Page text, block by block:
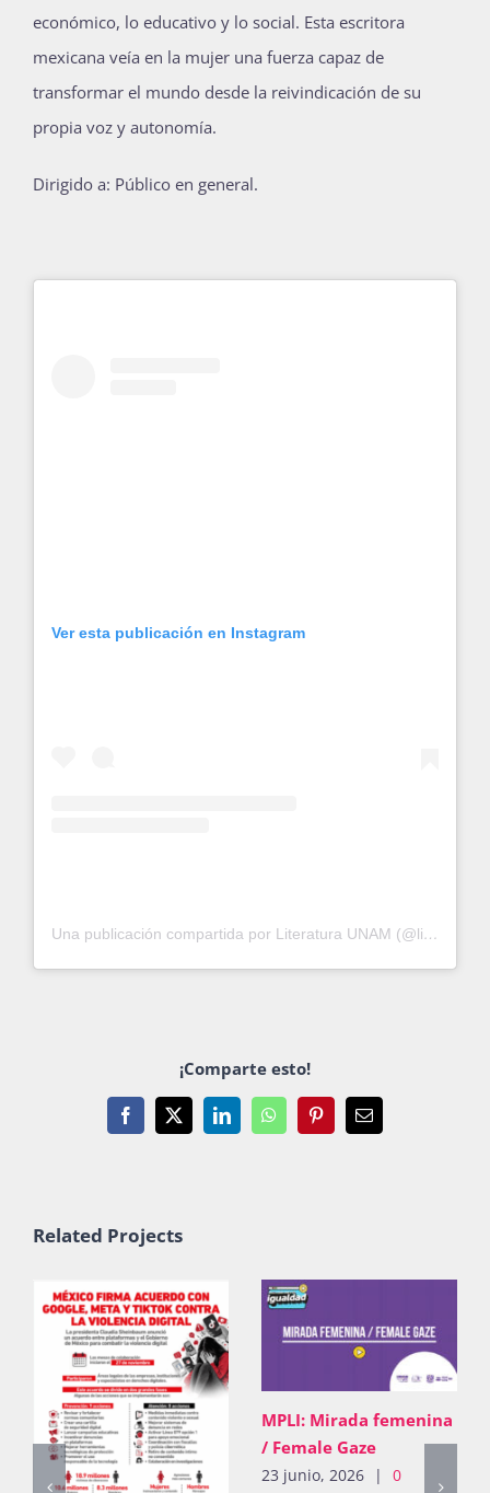
Publicaciones
Bienvenida generación 2027-1
económico, lo educativo y lo social. Esta escritora
mexicana veía en la mujer una fuerza capaz de
transformar el mundo desde la reivindicación de su
propia voz y autonomía.
Dirigido a: Público en general.
Ver esta publicación en Instagram
Una publicación compartida por Literatura UNAM (@literaturaunam)
¡Comparte esto!
Facebook
X LinkedInWhatsAppPinterestEmail
Related Projects